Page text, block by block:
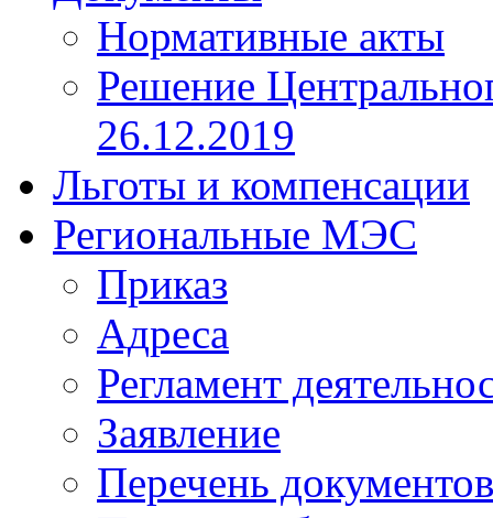
Нормативные акты
Решение
26.12.2019
Льготы и компенсации
Региональные МЭС
Приказ
Адреса
Регламент
Заявление
Перечень документов